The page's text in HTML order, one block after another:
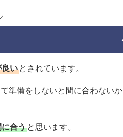
い とされています。
準備をしないと間に合わないか
合う と思います。